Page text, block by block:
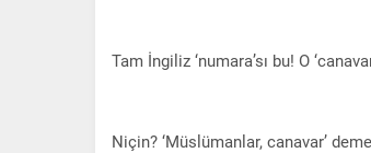
Tam İngiliz ‘numara’sı bu! O
Niçin? ‘Müslümanlar, canavar’